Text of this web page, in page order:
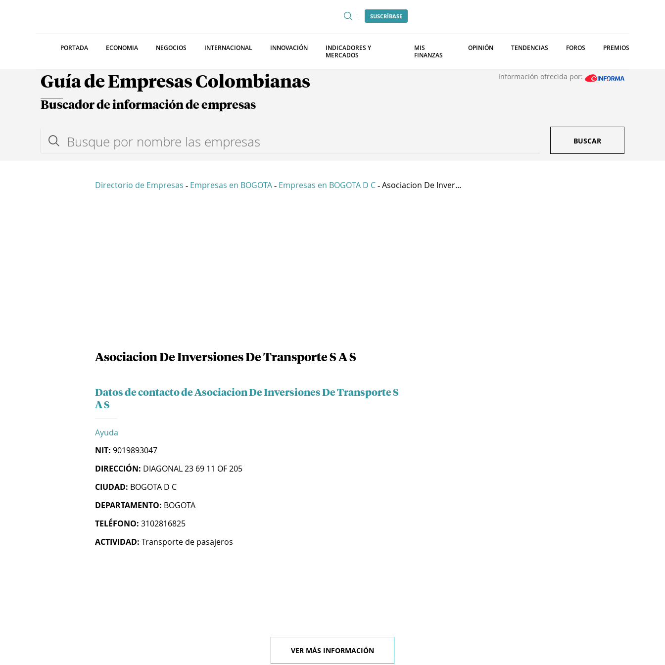
SUSCRÍBASE
PORTADA ECONOMIA NEGOCIOS INTERNACIONAL INNOVACIÓN
INDICADORES Y
MERCADOS
MIS
FINANZAS
OPINIÓN TENDENCIAS FOROS PREMIOS
Guía de Empresas Colombianas Información ofrecida por:
Buscador de información de empresas
BUSCAR
Directorio de Empresas - Empresas en BOGOTA - Empresas en BOGOTA D C - Asociacion De Inver...
Asociacion De Inversiones De Transporte S A S
Datos de contacto de Asociacion De Inversiones De Transporte S
A S
Ayuda
NIT: 9019893047
DIRECCIÓN: DIAGONAL 23 69 11 OF 205
CIUDAD: BOGOTA D C
DEPARTAMENTO: BOGOTA
TELÉFONO: 3102816825
ACTIVIDAD: Transporte de pasajeros
VER MÁS INFORMACIÓN